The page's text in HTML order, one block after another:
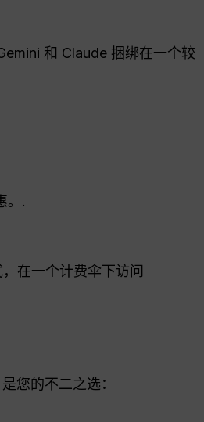
和 Claude 捆绑在一个较
。.
在一个计费伞下访问
您的不二之选：